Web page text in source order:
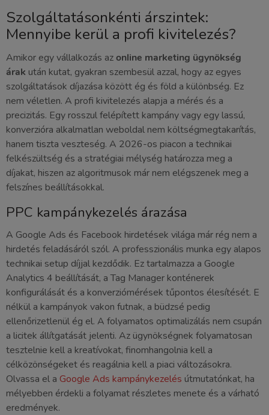
Szolgáltatásonkénti árszintek:
Mennyibe kerül a profi kivitelezés?
Amikor egy vállalkozás azonline marketing ügynökség
árak után kutat, gyakran szembesül azzal, hogy az egyes
szolgáltatások díjazása között ég és föld a különbség. Ez
nem véletlen. A profi kivitelezés alapja a mérés és a
precizitás. Egy rosszul felépített kampány vagy egy lassú,
konverzióra alkalmatlan weboldal nem költségmegtakarítás,
hanem tiszta veszteség. A 2026-os piacon a technikai
felkészültség és a stratégiai mélység határozza meg a
díjakat, hiszen az algoritmusok már nem elégszenek meg a
felszínes beállításokkal.
PPC kampánykezelés árazása
A Google Ads és Facebook hirdetések világa már rég nem a
hirdetés feladásáról szól. A professzionális munka egy alapos
technikai setup díjjal kezdődik. Ez tartalmazza a Google
Analytics 4 beállítását, a Tag Manager konténerek
konfigurálását és a konverziómérések tűpontos élesítését. E
nélkül a kampányok vakon futnak, a büdzsé pedig
ellenőrizetlenül ég el. A folyamatos optimalizálás nem csupán
a licitek állítgatását jelenti. Az ügynökségnek folyamatosan
tesztelnie kell a kreatívokat, finomhangolnia kell a
célközönségeket és reagálnia kell a piaci változásokra.
Olvassa el a Google Ads kampánykezelés útmutatónkat, ha
mélyebben érdekli a folyamat részletes menete és a várható
eredmények.